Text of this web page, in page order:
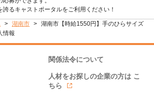
るキャストポータルをご利用ください！
湖南市
湖南市【時給1550円】手のひらサイズ
情報
関係法令について
人材をお探しの企業の方は こ
ちら